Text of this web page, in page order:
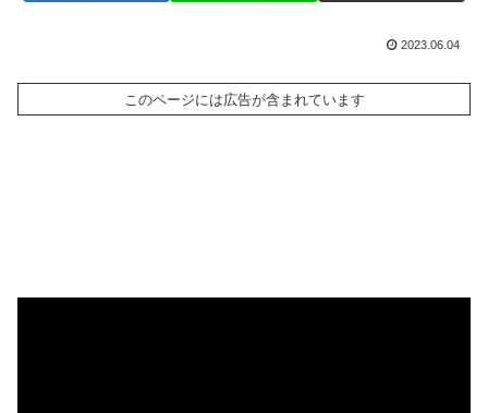
2023.06.04
このページには広告が含まれています